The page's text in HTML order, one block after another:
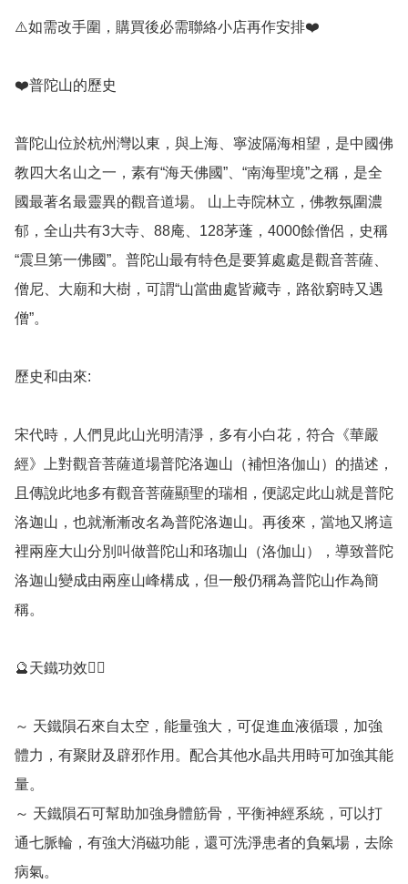
⚠️如需改手圍，購買後必需聯絡小店再作安排❤️
❤️普陀山的歷史
普陀山位於杭州灣以東，與上海、寧波隔海相望，是中國佛
教四大名山之一，素有“海天佛國”、“南海聖境”之稱，是全
國最著名最靈異的觀音道場。 山上寺院林立，佛教氛圍濃
郁，全山共有3大寺、88庵、128茅蓬，4000餘僧侶，史稱
“震旦第一佛國”。普陀山最有特色是要算處處是觀音菩薩、
僧尼、大廟和大樹，可謂“山當曲處皆藏寺，路欲窮時又遇
僧”。
歷史和由來:
宋代時，人們見此山光明清淨，多有小白花，符合《華嚴
經》上對觀音菩薩道場普陀洛迦山（補怛洛伽山）的描述，
且傳說此地多有觀音菩薩顯聖的瑞相，便認定此山就是普陀
洛迦山，也就漸漸改名為普陀洛迦山。再後來，當地又將這
裡兩座大山分別叫做普陀山和珞珈山（洛伽山），導致普陀
洛迦山變成由兩座山峰構成，但一般仍稱為普陀山作為簡
稱。
🔮天鐵功效💁‍♀️
～ 天鐵隕石來自太空，能量強大，可促進血液循環，加強
體力，有聚財及辟邪作用。配合其他水晶共用時可加強其能
量。
～ 天鐵隕石可幫助加強身體筋骨，平衡神經系統，可以打
通七脈輪，有強大消磁功能，還可洗淨患者的負氣場，去除
病氣。